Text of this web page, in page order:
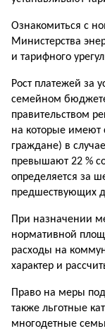
Ознакомиться с
Министерства
и тарифного
Рост платежей за
семейном
правительством
на которые
граждане) в
превышают 22 %
определяется за
предшествующих
При назначении
нормативной
расходы на
характер и
Право на меры
также льготные
многодетные